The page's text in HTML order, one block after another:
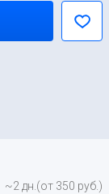
~2 дн.(от 350 руб.)